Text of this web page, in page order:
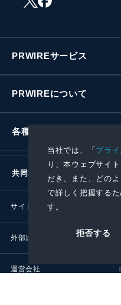
当社では、「プラ
り、本ウェブサイ
だき、また、どの
で詳しく把握する
す。
拒否する
PRWIREサービス
PRWIREについて
各種お問い合わせ
共同通信社グループ
サイトポリシー
外部送信ポリシー
運営会社